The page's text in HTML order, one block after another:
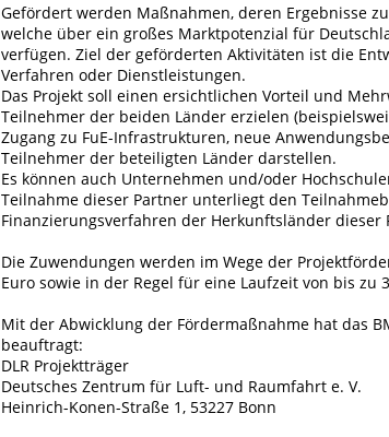
Gefördert werden Maßnahmen, deren Ergebnisse
welche über ein großes Marktpotenzial für
verfügen. Ziel der geförderten Aktivitäten ist die
Verfahren oder Dienstleistungen.
Das Projekt soll einen ersichtlichen Vorteil und
Teilnehmer der beiden Länder erzielen
Zugang zu FuE-Infrastrukturen, neue
Teilnehmer der beteiligten Länder darstellen.
Es können auch Unternehmen und/oder
Teilnahme dieser Partner unterliegt den
Finanzierungsverfahren der Herkunftsländer dieser
Die Zuwendungen werden im Wege der
Euro sowie in der Regel für eine Laufzeit von bis zu
Mit der Abwicklung der Fördermaßnahme hat das
beauftragt:
DLR Projektträger
Deutsches Zentrum für Luft- und Raumfahrt e. V.
Heinrich-Konen-Straße 1, 53227 Bonn